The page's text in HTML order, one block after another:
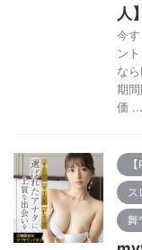
人】
今
ン
な
期
価 ...
ス
舞